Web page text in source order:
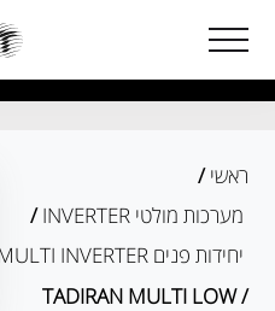
ראשי /
מערכות מולטי INVERTER
/
יחידות פנים MULTI INVERTER
/ TADIRAN MULTI LOW